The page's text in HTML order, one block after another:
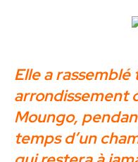
Elle a
arrondissement
Moungo,
temps d’un